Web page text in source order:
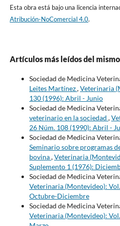
Esta obra está bajo una licencia
Atribución-NoComercial 4.0.
Artículos más leídos del
Sociedad de Medicina
Leites Martínez,Veterinaria
130 (1996): Abril - Junio
Sociedad de Medicina
veterinario en la sociedad ,
26 Núm. 108 (1990): Abril -
Sociedad de Medicina
Seminario sobre programas
bovina,Veterinaria
Suplemento 1 (1976):
Sociedad de Medicina
Veterinaria (Montevideo):
Octubre-Diciembre
Sociedad de Medicina
Veterinaria (Montevideo):